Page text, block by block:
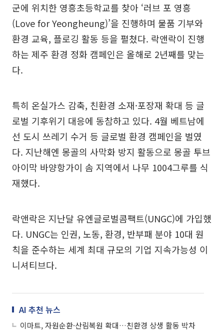
군에 위치한 영흥초등학교를 찾아 ‘러브 포 영흥
(Love for Yeongheung)’을 진행하며 물품 기부와
환경 교육, 플로깅 활동 등을 펼쳤다. 락앤락이 진행
하는 제주 환경 정화 캠페인은 올해로 2년째를 맞는
다.
특히 온실가스 감축, 친환경 소재·포장재 확대 등 글
로벌 기후위기 대응에 동참하고 있다. 4월 베트남에
선 도시 쓰레기 수거 등 글로벌 환경 캠페인을 벌였
다. 지난해엔 몽골의 사막화 방지 활동으로 몽골 투브
아이막 바양항가이 솜 지역에서 나무 1004그루를 식
재했다.
락앤락은 지난달 유엔글로벌콤팩트(UNGC)에 가입했
다. UNGC는 인권, 노동, 환경, 반부패 분야 10대 원
칙을 준수하는 세계 최대 규모의 기업 지속가능성 이
니셔티브다.
AI 추천 뉴스
이마트, 자원순환·산림복원 확대…친환경 상생 활동 박차